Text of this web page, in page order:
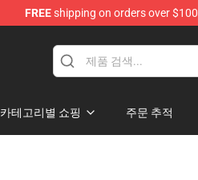
FREEshipping on orders over $100
카테고리별 쇼핑 주문 추적